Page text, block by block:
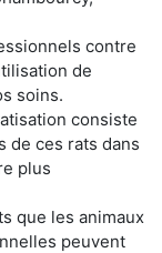
contre
de
soins.
consiste
de ces rats dans
plus
que les animaux
peuvent